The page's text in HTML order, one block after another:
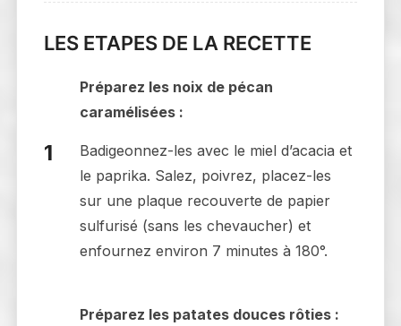
LES ETAPES DE LA RECETTE
Préparez les noix de pécan
caramélisées :
Badigeonnez-les avec le miel d’acacia et
le paprika. Salez, poivrez, placez-les
sur une plaque recouverte de papier
sulfurisé (sans les chevaucher) et
enfournez environ 7 minutes à 180°.
Préparez les patates douces rôties :